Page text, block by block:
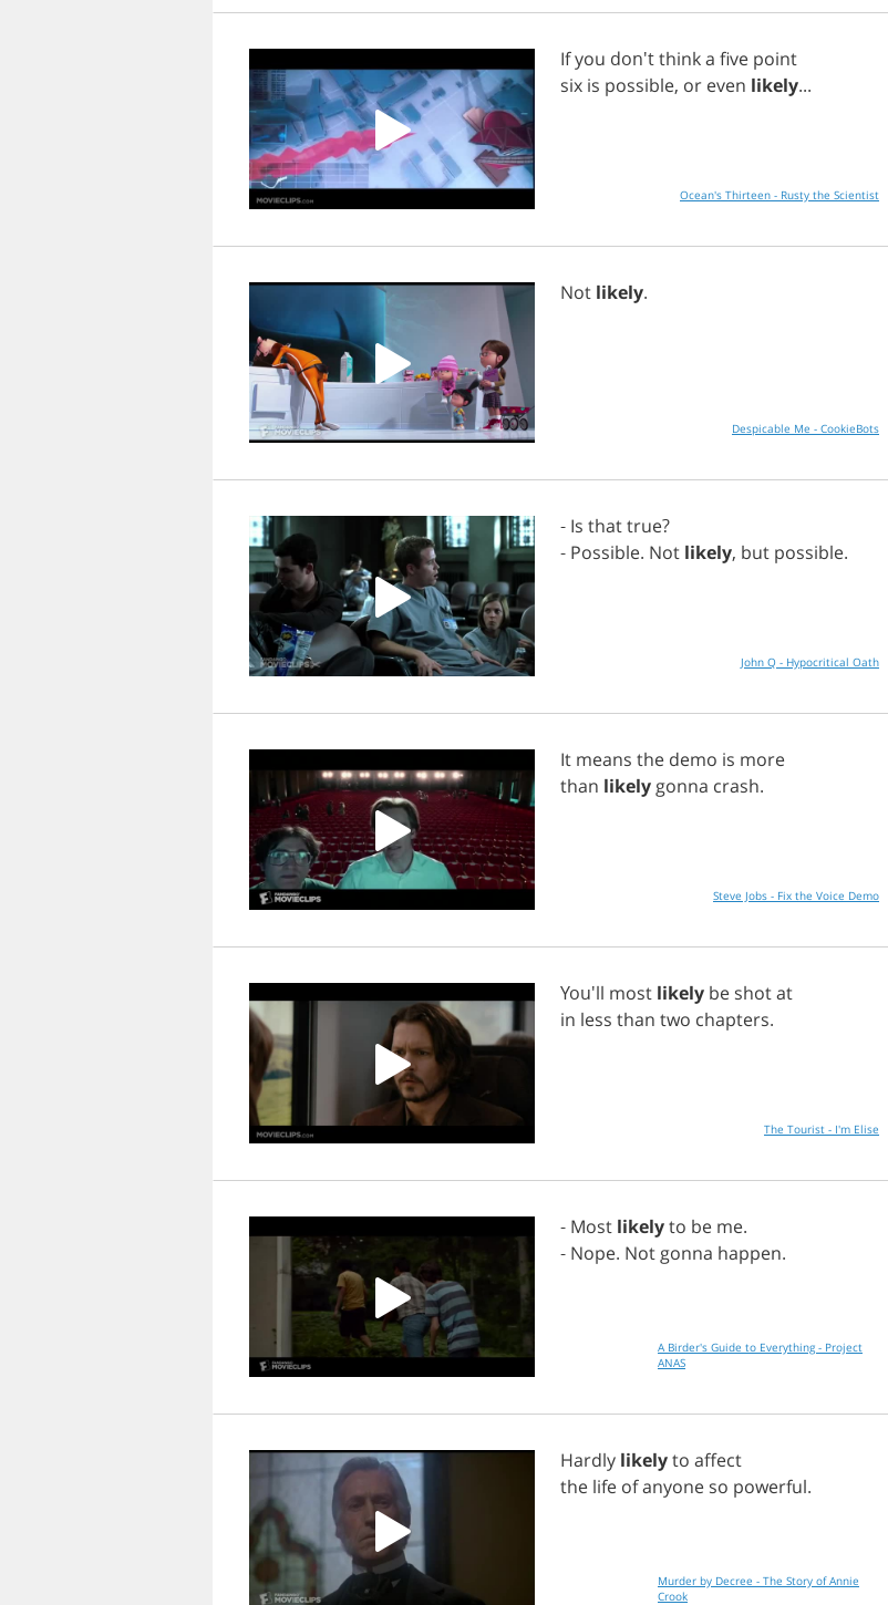
Ifyou don'tthinka five point
six is possible, or even likely...
Ocean's Thirteen - Rusty the Scientist
Not likely.
Despicable Me - CookieBots
- Is thattrue?
- Possible. Not likely, but possible.
John Q - Hypocritical Oath
It means the demo is more
than likely gonna crash.
Steve Jobs - Fix the Voice Demo
You'll most likely be shotat
in less than two chapters.
The Tourist - I'm Elise
- Most likelyto be me.
- Nope. Not gonna happen.
A Birder's Guide to Everything - Project
ANAS
Hardly likelyto affect
the life ofanyone so powerful.
Murder by Decree - The Story of Annie
Crook